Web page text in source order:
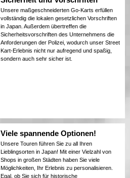
Unsere maßgeschneiderten Go-Karts erfüllen
vollständig die lokalen gesetzlichen Vorschriften
in Japan. Außerdem übertreffen die
Sicherheitsvorschriften des Unternehmens die
Anforderungen der Polizei, wodurch unser Street
Kart-Erlebnis nicht nur aufregend und spaßig,
sondern auch sehr sicher ist.
Viele spannende Optionen!
Unsere Touren führen Sie zu all Ihren
Lieblingsorten in Japan! Mit einer Vielzahl von
Shops in großen Städten haben Sie viele
Möglichkeiten, Ihr Erlebnis zu personalisieren.
Egal, ob Sie sich für historische